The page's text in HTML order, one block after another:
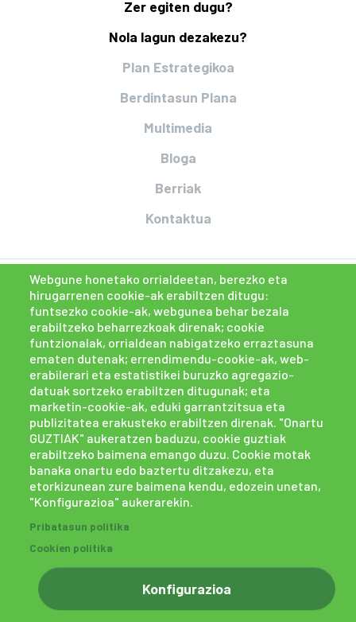
Webgune honetako orrialdeetan, berezko eta
hirugarrenen cookie-ak erabiltzen ditugu:
funtsezko cookie-ak, webgunea behar bezala
erabiltzeko beharrezkoak direnak; cookie
funtzionalak, orrialdean nabigatzeko erraztasuna
ematen dutenak; errendimendu-cookie-ak, web-
erabilerari eta estatistikei buruzko agregazio-
datuak sortzeko erabiltzen ditugunak; eta
marketin-cookie-ak, eduki garrantzitsua eta
publizitatea erakusteko erabiltzen direnak. "Onartu
GUZTIAK" aukeratzen baduzu, cookie guztiak
erabiltzeko baimena emango duzu. Cookie motak
banaka onartu edo baztertu ditzakezu, eta
etorkizunean zure baimena kendu, edozein unetan,
"Konfigurazioa" aukerarekin.
Pribatasun politika
Cookien politika
Konfigurazioa
Zer egiten dugu?
Nola lagun dezakezu?
Plan Estrategikoa
Berdintasun Plana
Multimedia
Bloga
Berriak
Kontaktua
Cookien politika
Salaketa kanala